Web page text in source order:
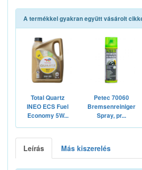
A termékkel gyakran együtt vásárolt
Total Quartz
INEO ECS Fuel
Economy 5W...
Petec 70060
Bremsenreiniger
Spray, pr...
Leírás Más kiszerelés